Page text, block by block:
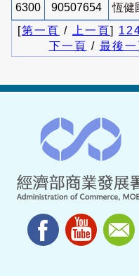
6300 90507654
恆健
[第一頁 / 上一頁]
下一頁 / 最後一